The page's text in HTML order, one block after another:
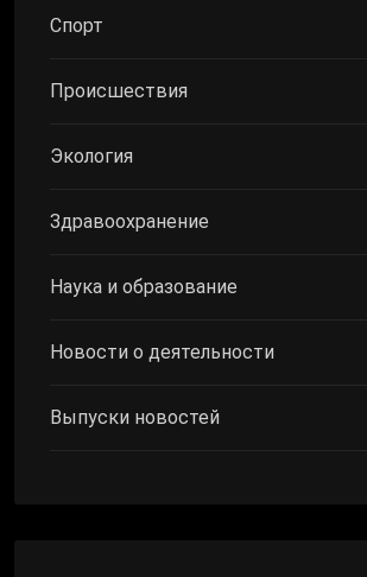
Спорт
Происшествия
Экология
Здравоохранение
Наука и образование
Новости о деятельности
Выпуски новостей